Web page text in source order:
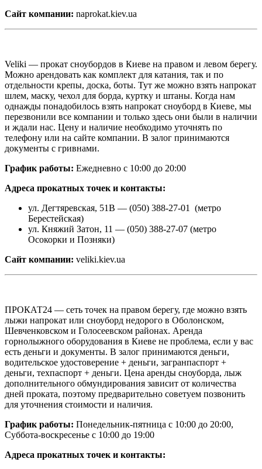
Сайт компании: naprokat.kiev.ua
Veliki — прокат сноубордов в Киеве на правом и левом берегу.
Можно арендовать как комплект для катания, так и по
отдельности крепы, доска, боты. Тут же можно взять напрокат
шлем, маску, чехол для борда, куртку и штаны. Когда нам
однажды понадобилось взять напрокат сноуборд в Киеве, мы
перезвонили все компании и только здесь они были в наличии
и ждали нас. Цену и наличие необходимо уточнять по
телефону или на сайте компании. В залог принимаются
документы с гривнами.
График работы: Ежедневно с 10:00 до 20:00
Адреса прокатных точек и контакты:
ул. Дегтяревская, 51В — (050) 388-27-01 (метро
Берестейская)
ул. Княжий Затон, 11 — (050) 388-27-07 (метро
Осокорки и Позняки)
Сайт компании: veliki.kiev.ua
ПРОКАТ24 — сеть точек на правом берегу, где можно взять
лыжи напрокат или сноуборд недорого в Оболонском,
Шевченковском и Голосеевском районах. Аренда
горнолыжного оборудования в Киеве не проблема, если у вас
есть деньги и документы. В залог принимаются деньги,
водительское удостоверение + деньги, загранпаспорт +
деньги, техпаспорт + деньги. Цена аренды сноуборда, лыж
дополнительного обмундирования зависит от количества
дней проката, поэтому предварительно советуем позвонить
для уточнения стоимости и наличия.
График работы: Понедельник-пятница с 10:00 до 20:00,
Суббота-воскресенье с 10:00 до 19:00
Адреса прокатных точек и контакты: